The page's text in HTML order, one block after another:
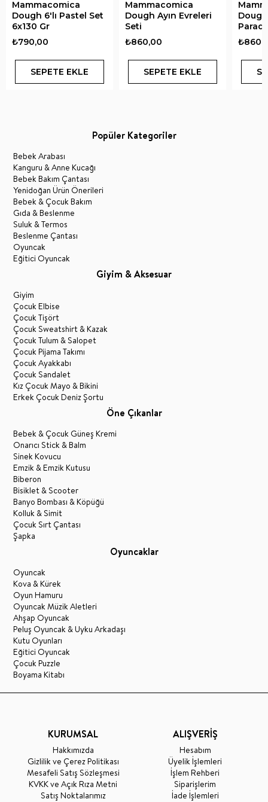
Mammacomica
Dough 6'lı Pastel Set
6x130 Gr
₺790,00
SEPETE EKLE
Mammacomica
Dough Ayın Evreleri
Seti
₺860,00
SEPETE EKLE
Popüler Kategoriler
Bebek Arabası
Kanguru & Anne Kucağı
Bebek Bakım Çantası
Yenidoğan Ürün Önerileri
Bebek & Çocuk Bakım
Gıda & Beslenme
Suluk & Termos
Beslenme Çantası
Oyuncak
Eğitici Oyuncak
Giyim & Aksesuar
Giyim
Çocuk Elbise
Çocuk Tişört
Çocuk Sweatshirt & Kazak
Çocuk Tulum & Salopet
Çocuk Pijama Takımı
Çocuk Ayakkabı
Çocuk Sandalet
Kız Çocuk Mayo & Bikini
Erkek Çocuk Deniz Şortu
Öne Çıkanlar
Bebek & Çocuk Güneş Kremi
Onarıcı Stick & Balm
Sinek Kovucu
Emzik & Emzik Kutusu
Biberon
Bisiklet & Scooter
Banyo Bombası & Köpüğü
Kolluk & Simit
Çocuk Sırt Çantası
Şapka
Oyuncaklar
Oyuncak
Kova & Kürek
Oyun Hamuru
Oyuncak Müzik Aletleri
Ahşap Oyuncak
Peluş Oyuncak & Uyku Arkadaşı
Kutu Oyunları
Eğitici Oyuncak
Çocuk Puzzle
Boyama Kitabı
KURUMSAL
Hakkımızda
Gizlilik ve Çerez Politikası
Mesafeli Satış Sözleşmesi
KVKK ve Açık Rıza Metni
Satış Noktalarımız
ALIŞVERİŞ
Hesabım
Üyelik İşlemleri
İşlem Rehberi
Siparişlerim
İade İşlemleri